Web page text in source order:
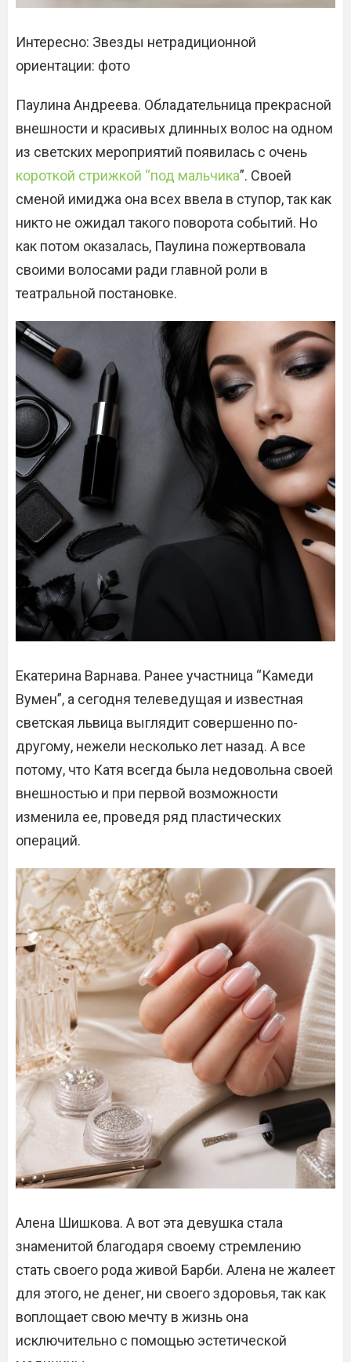
Интересно: Звезды нетрадиционной
ориентации: фото
Паулина Андреева. Обладательница прекрасной
внешности и красивых длинных волос на одном
из светских мероприятий появилась с очень
короткой стрижкой “под мальчика”. Своей
сменой имиджа она всех ввела в ступор, так как
никто не ожидал такого поворота событий. Но
как потом оказалась, Паулина пожертвовала
своими волосами ради главной роли в
театральной постановке.
Екатерина Варнава. Ранее участница “Камеди
Вумен”, а сегодня телеведущая и известная
светская львица выглядит совершенно по-
другому, нежели несколько лет назад. А все
потому, что Катя всегда была недовольна своей
внешностью и при первой возможности
изменила ее, проведя ряд пластических
операций.
Алена Шишкова. А вот эта девушка стала
знаменитой благодаря своему стремлению
стать своего рода живой Барби. Алена не жалеет
для этого, не денег, ни своего здоровья, так как
воплощает свою мечту в жизнь она
исключительно с помощью эстетической